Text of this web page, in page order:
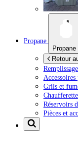
Propane
Propane
Retour
Grils et
Réservoirs
Pièces et